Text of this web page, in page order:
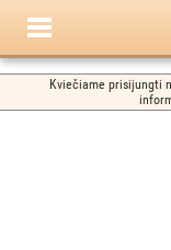
Kviečiame prisijungti